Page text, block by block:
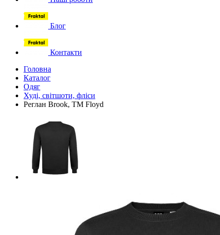
Блог
Контакти
Головна
Каталог
Одяг
Худі, світшоти, фліси
Реглан Brook, TM Floyd